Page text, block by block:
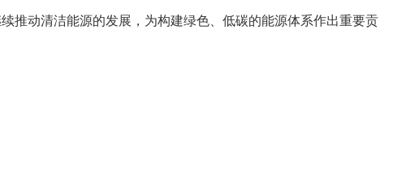
推动清洁能源的发展，为构建绿色、低碳的能源体系作出重要贡